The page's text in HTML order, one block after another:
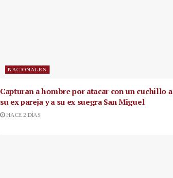
NACIONALES
Capturan a hombre por atacar con un cuchillo a
su ex pareja y a su ex suegra San Miguel
HACE 2 DÍAS